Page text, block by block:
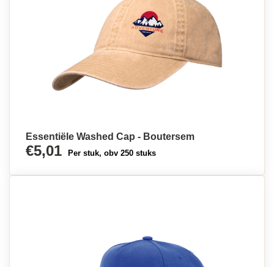
Essentiële Washed Cap - Boutersem
€5,01 Per stuk, obv 250 stuks